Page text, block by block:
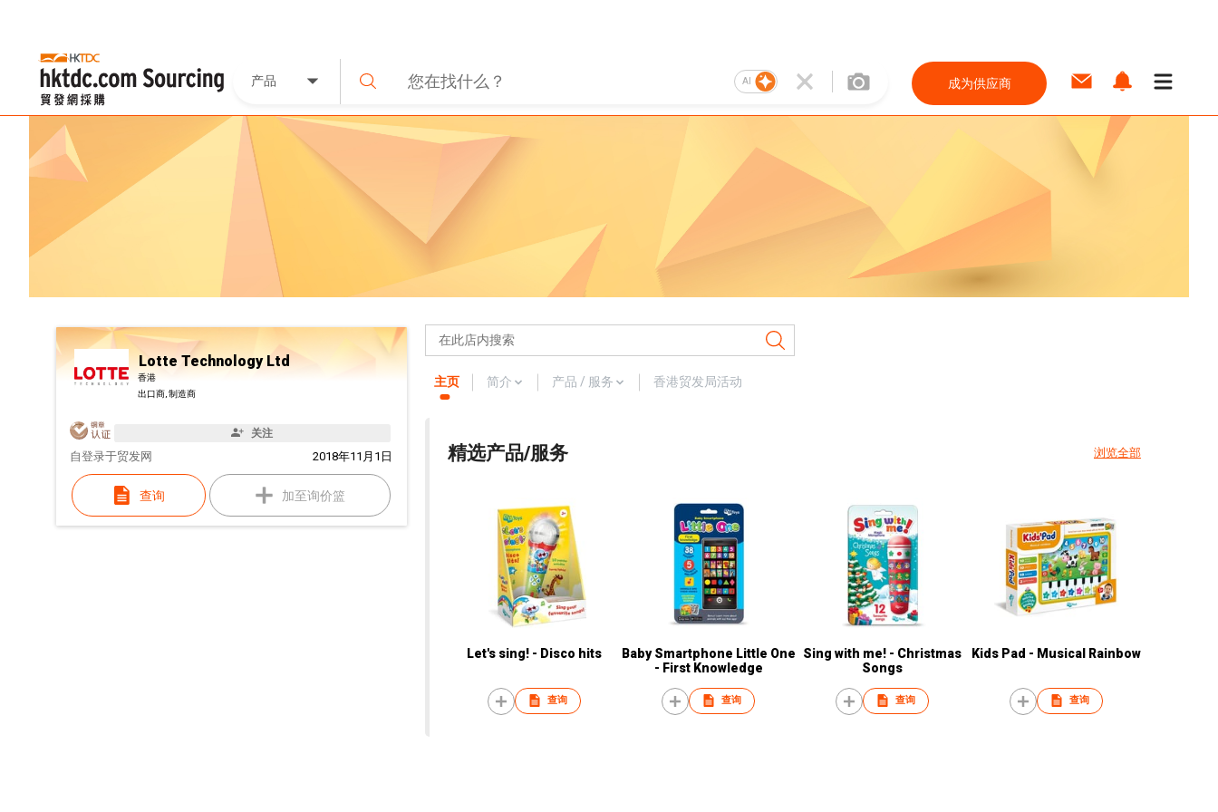
产品 AI 成为供应商
Lotte Technology Ltd
香港
出口商, 制造商
关注
自 2018年11月1日
登录于贸发网
查询 加至询价篮
主页 简介 产品 / 服务 香港贸发局活动
精选产品/服务 浏览全部
Let's sing! - Disco hits
查询
Baby Smartphone Little One
- First Knowledge
查询
Sing with me! - Christmas
Songs
查询
Kids Pad - Musical Rainbow
查询